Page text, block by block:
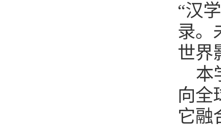
“汉
录。
世界
本
向全
它融